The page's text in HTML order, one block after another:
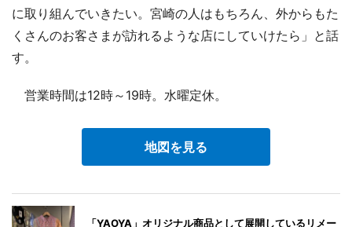
に取り組んでいきたい。宮崎の人はもちろん、外からもた
くさんのお客さまが訪れるような店にしていけたら」と話
す。
営業時間は12時～19時。水曜定休。
地図を見る
「YAOYA」オリジナル商品として展開しているリメー